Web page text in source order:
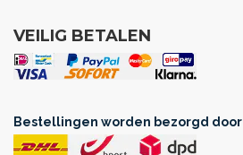
VEILIG BETALEN
Bestellingen worden bezorgd door